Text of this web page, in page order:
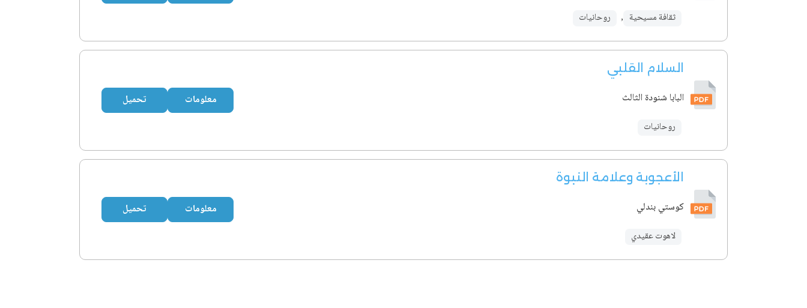
ثقافة مسيحية , روحانيات
السلام القلبي
البابا شنودة الثالث
روحانيات
معلومات تحميل
الأعجوبة وعلامة النبوة
كوستي بندلي
لاهوت عقيدي
معلومات تحميل